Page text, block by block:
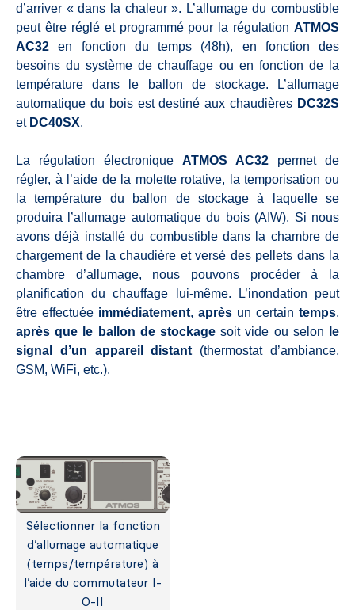
d’arriver « dans la chaleur ». L’allumage du combustible
peut être réglé et programmé pour la régulation ATMOS
AC32 en fonction du temps (48h), en fonction des
besoins du système de chauffage ou en fonction de la
température dans le ballon de stockage. L’allumage
automatique du bois est destiné aux chaudières DC32S
et DC40SX.
La régulation électronique ATMOS AC32 permet de
régler, à l’aide de la molette rotative, la temporisation ou
la température du ballon de stockage à laquelle se
produira l’allumage automatique du bois (AIW). Si nous
avons déjà installé du combustible dans la chambre de
chargement de la chaudière et versé des pellets dans la
chambre d’allumage, nous pouvons procéder à la
planification du chauffage lui-même. L’inondation peut
être effectuée immédiatement, après un certain temps,
après que le ballon de stockage soit vide ou selon
le
signal d’un appareil distant (thermostat d’ambiance,
GSM, WiFi, etc.).
Sélectionner la fonction
d’allumage automatique
(temps/température) à
l’aide du commutateur I-
O-II